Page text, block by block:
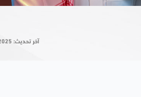
آخر تحديث: Jan 2025